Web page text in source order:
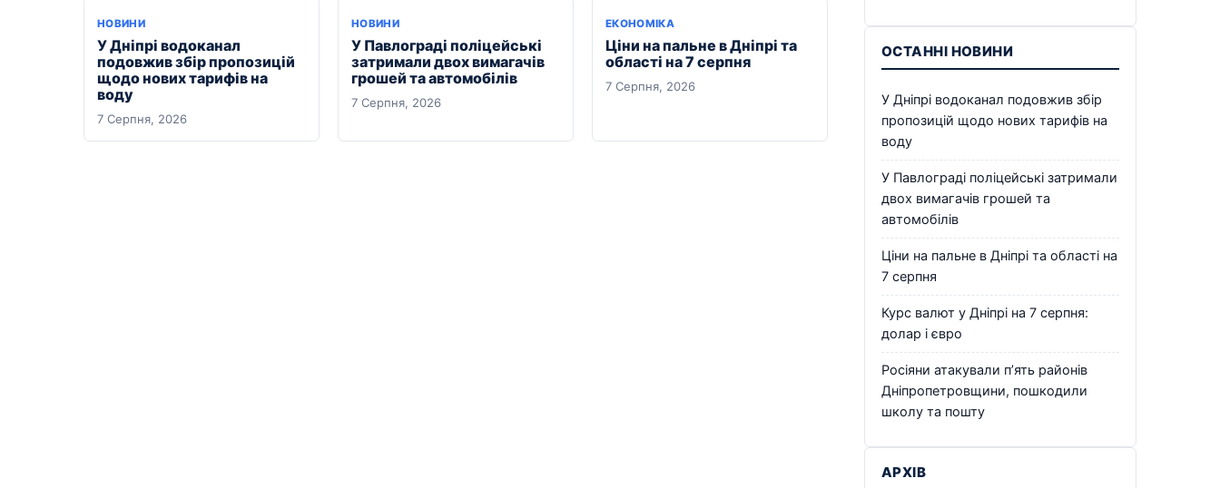
НОВИНИ
У Дніпрі водоканал
подовжив збір пропозицій
щодо нових тарифів на
воду
7 Серпня, 2026
НОВИНИ
У Павлограді поліцейські
затримали двох вимагачів
грошей та автомобілів
7 Серпня, 2026
ЕКОНОМІКА
Ціни на пальне в Дніпрі та
області на 7 серпня
7 Серпня, 2026
ОСТАННІ НОВИНИ
У Дніпрі водоканал подовжив збір
пропозицій щодо нових тарифів на
воду
У Павлограді поліцейські затримали
двох вимагачів грошей та
автомобілів
Ціни на пальне в Дніпрі та області на
7 серпня
Курс валют у Дніпрі на 7 серпня:
долар і євро
Росіяни атакували п’ять районів
Дніпропетровщини, пошкодили
школу та пошту
АРХІВ